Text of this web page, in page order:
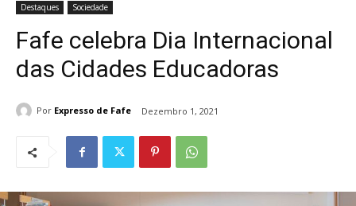
Destaques Sociedade
Fafe celebra Dia Internacional
das Cidades Educadoras
Por Expresso de Fafe Dezembro 1, 2021